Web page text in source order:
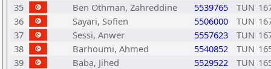
35
Ben Othman, Zahreddine 5539765 TUN
36
Sayari, Sofien 5506000 TUN
37
Sessi, Anwer 5557623 TUN
38
Barhoumi, Ahmed 5540852 TUN
39
Baba, Jihed 5529522 TUN